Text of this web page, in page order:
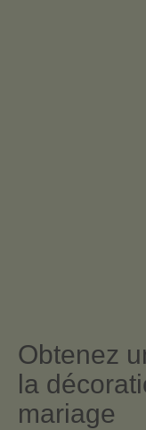
Obtenez
la
mariage